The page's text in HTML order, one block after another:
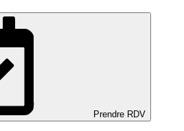
Prendre RDV